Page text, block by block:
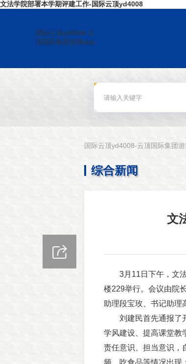
文法学院部署本学期评建工作-国际云顶yd4008
国际云顶yd4008-云
顶国际集团游戏app
国际云顶yd4008-云顶国际集团
综合新闻
文
3月 11 日下午，文
楼229举行。会议由院
助理段宝玫、书记助理
刘建民首先通报了
学风建设、提高课堂教
责任意识、担当意识，
频、吃食品等情况出现